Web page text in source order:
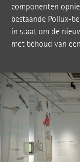
componenten
bestaande Pollux-
in staat om de
met behoud van